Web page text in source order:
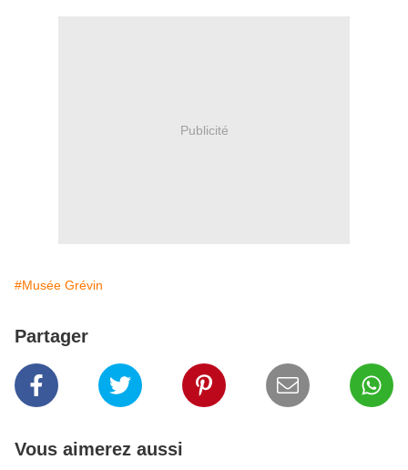
Publicité
#Musée Grévin
Partager
Vous aimerez aussi